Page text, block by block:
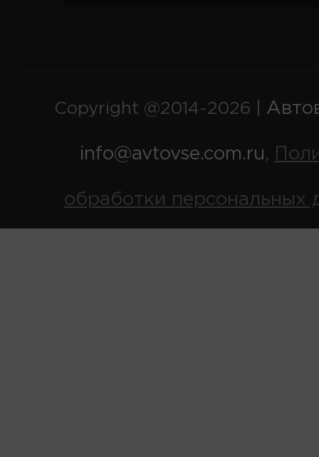
Copyright @2014-2026 |
info@avtovse.com.ru,
обработки персональных